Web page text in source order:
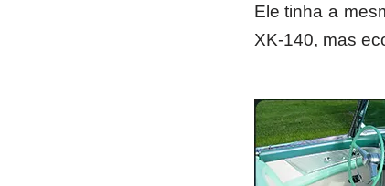
Ele tinha a
XK-140, mas